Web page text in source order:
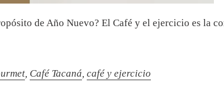
de Año Nuevo? El Café y el ejercicio es la
, Café Tacaná,café y ejercicio